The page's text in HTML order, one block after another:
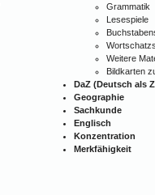
Grammatik
Lesespiele
Weitere
Bildkarten
DaZ (Deutsch als
Geographie
Sachkunde
Englisch
Konzentration
Merkfähigkeit